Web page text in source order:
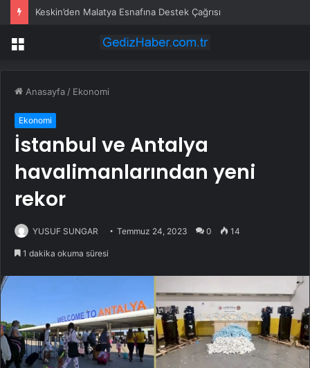
Keskin’den Malatya Esnafına Destek Çağrısı
Menü
Anasayfa / Ekonomi
Ekonomi
İstanbul ve Antalya
havalimanlarından yeni
rekor
YUSUF SUNGAR Temmuz 24, 2023 0 14
1 dakika okuma süresi